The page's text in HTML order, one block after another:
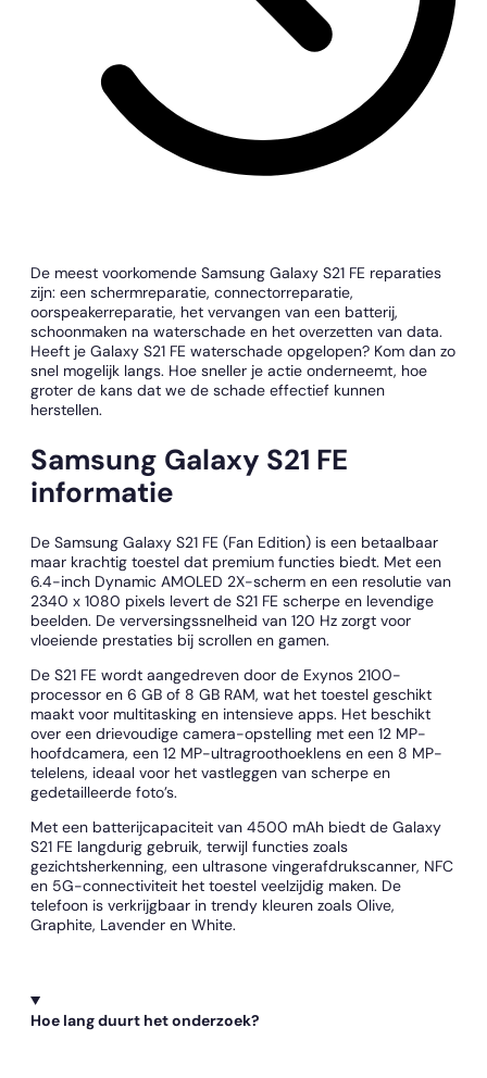
De meest voorkomende Samsung Galaxy S21 FE reparaties
zijn: een schermreparatie, connectorreparatie,
oorspeakerreparatie, het vervangen van een batterij,
schoonmaken na waterschade en het overzetten van data.
Heeft je Galaxy S21 FE waterschade opgelopen? Kom dan zo
snel mogelijk langs. Hoe sneller je actie onderneemt, hoe
groter de kans dat we de schade effectief kunnen
herstellen.
Samsung Galaxy S21 FE
informatie
De Samsung Galaxy S21 FE (Fan Edition) is een betaalbaar
maar krachtig toestel dat premium functies biedt. Met een
6.4-inch Dynamic AMOLED 2X-scherm en een resolutie van
2340 x 1080 pixels levert de S21 FE scherpe en levendige
beelden. De verversingssnelheid van 120 Hz zorgt voor
vloeiende prestaties bij scrollen en gamen.
De S21 FE wordt aangedreven door de Exynos 2100-
processor en 6 GB of 8 GB RAM, wat het toestel geschikt
maakt voor multitasking en intensieve apps. Het beschikt
over een drievoudige camera-opstelling met een 12 MP-
hoofdcamera, een 12 MP-ultragroothoeklens en een 8 MP-
telelens, ideaal voor het vastleggen van scherpe en
gedetailleerde foto’s.
Met een batterijcapaciteit van 4500 mAh biedt de Galaxy
S21 FE langdurig gebruik, terwijl functies zoals
gezichtsherkenning, een ultrasone vingerafdrukscanner, NFC
en 5G-connectiviteit het toestel veelzijdig maken. De
telefoon is verkrijgbaar in trendy kleuren zoals Olive,
Graphite, Lavender en White.
Hoe lang duurt het onderzoek?